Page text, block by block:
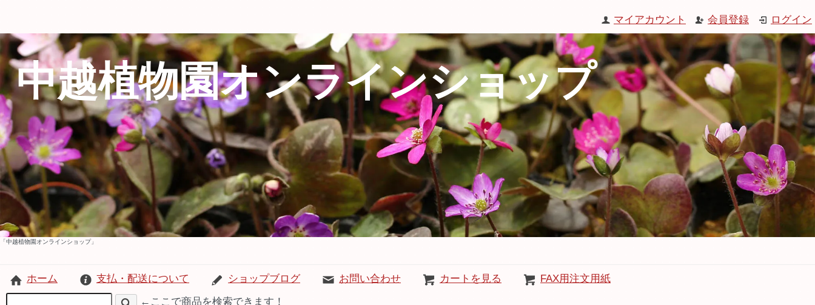
マイアカウント 会員登録 ログイン
中越植物園オンラインショップ
「中越植物園オンラインショップ」
ホーム 支払・配送について ショップブログ お問い合わせ カートを見る
FAX用注文用紙
←ここで商品を検索できます！